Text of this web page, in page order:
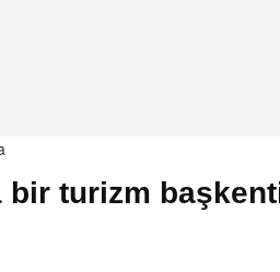
bir turizm